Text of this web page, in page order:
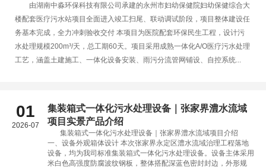
由湖南中淼环保科技有限公司承建的永州市妇幼保健院妇幼保健综合大
楼配套医疗污水站项目全面进入竣工扫尾、联动调试阶段，项目整体建设任
务基本完成，全力冲刺验收交付 本项目为医院配套环保民生工程，设计污
水处理规模200m³/天，总工期60天。项目采用成熟一体化A/O医疗污水处理
工艺，涵盖土建施工、一体化设备安装、雨污分流管网铺设、自控系统...
01
2026-07
集装箱式一体化污水处理设备｜张家界澧水流域
项目实景产品介绍
集装箱式一体化污水处理设备｜张家界澧水流域项目介绍
一、设备外观箱体设计 本次张家界永定区澧水流域治理工程落地
设备，均为我司标准集装箱式一体化污水处理设备。设备主体采用
米白色高强度防腐波纹钢板，整体搭配深蓝色密封封边，外形规